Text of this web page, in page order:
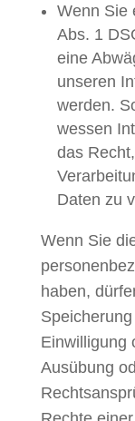
Wenn Sie
Abs. 1
eine
unseren
werden.
wessen
das
Daten zu
Wenn Sie
haben,
Einwilligung
Ausübung